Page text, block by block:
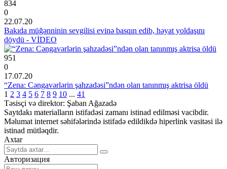
834
0
22.07.20
Bakıda müğənninin sevgilisi evinə basqın edib, həyat yoldaşını
döydü - VİDEO
951
0
17.07.20
“Zena: Cəngavərlərin şahzadəsi”ndən olan tanınmış aktrisa öldü
1 2 3 4 5 6 7 8 9 10 ... 41
Təsisçi və direktor: Şaban Ağazadə
Saytdakı materialların istifadəsi zamanı istinad edilməsi vacibdir.
Məlumat internet səhifələrində istifadə edildikdə hiperlink vasitəsi ilə
istinad mütləqdir.
Axtar
Авторизация